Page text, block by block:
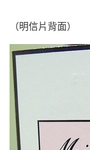
（明信片背面）